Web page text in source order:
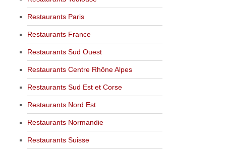
Restaurants Paris
Restaurants France
Restaurants Sud Ouest
Restaurants Centre Rhône Alpes
Restaurants Sud Est et Corse
Restaurants Nord Est
Restaurants Normandie
Restaurants Suisse